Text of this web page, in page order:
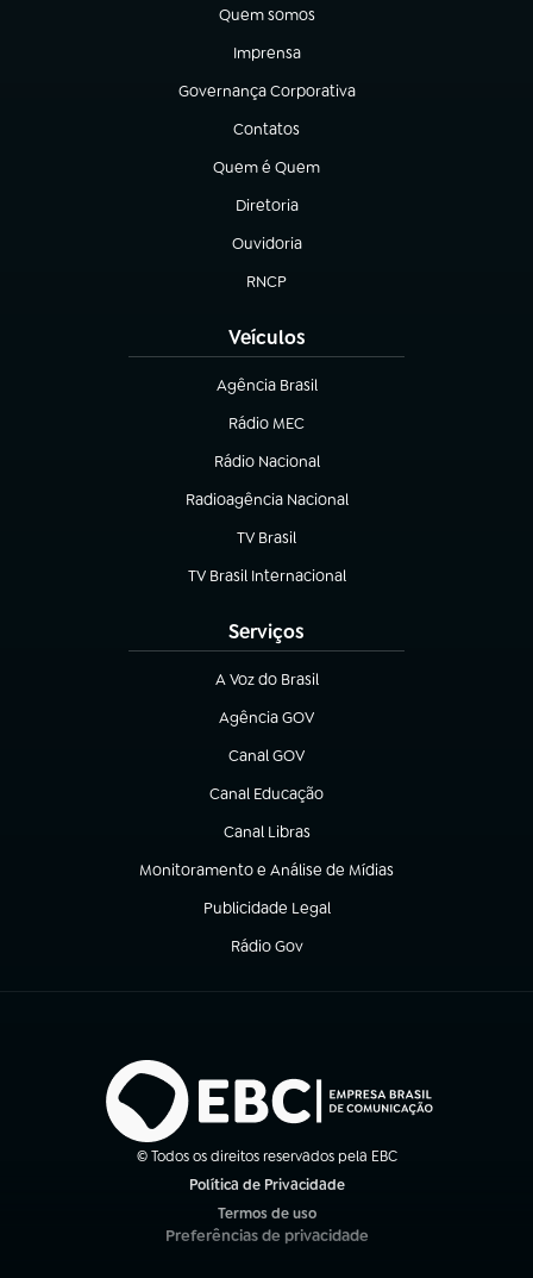
Quem somos
(abre em nova aba)
Imprensa
(abre em nova aba)
Governança Corporativa
(abre em nova aba)
Contatos
(abre em nova aba)
Quem é Quem
(abre em nova aba)
Diretoria
(abre em nova aba)
Ouvidoria
(abre em nova aba)
RNCP
(abre em nova aba)
Veículos
Agência Brasil
(abre em nova aba)
Rádio MEC
(abre em nova aba)
Rádio Nacional
Radioagência Nacional
(abre em nova aba)
TV Brasil
(abre em nova aba)
TV Brasil Internacional
(abre em nova aba)
Serviços
A Voz do Brasil
(abre em nova aba)
Agência GOV
(abre em nova aba)
Canal GOV
(abre em nova aba)
Canal Educação
(abre em nova aba)
Canal Libras
(abre em nova aba)
Monitoramento e Análise de Mídias
(abre em nova aba)
Publicidade Legal
(abre em nova aba)
Rádio Gov
(abre em nova aba)
© Todos os direitos reservados pela EBC
Política de Privacidade
Termos de uso
(abre em nova aba)
Preferências de privacidade